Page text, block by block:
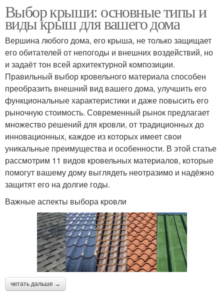
Выбор крыши: основные типы и
виды крыш для вашего дома
Вершина любого дома, его крыша, не только защищает
его обитателей от непогоды и внешних воздействий, но
и задаёт тон всей архитектурной композиции.
Правильный выбор кровельного материала способен
преобразить внешний вид вашего дома, улучшить его
функциональные характеристики и даже повысить его
рыночную стоимость. Современный рынок предлагает
множество решений для кровли, от традиционных до
инновационных, каждое из которых имеет свои
уникальные преимущества и особенности. В этой статье
рассмотрим 11 видов кровельных материалов, которые
помогут вашему дому выглядеть неотразимо и надёжно
защитят его на долгие годы.
Важные аспекты выбора кровли
читать дальше →